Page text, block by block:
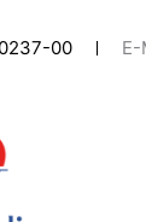
00 E-